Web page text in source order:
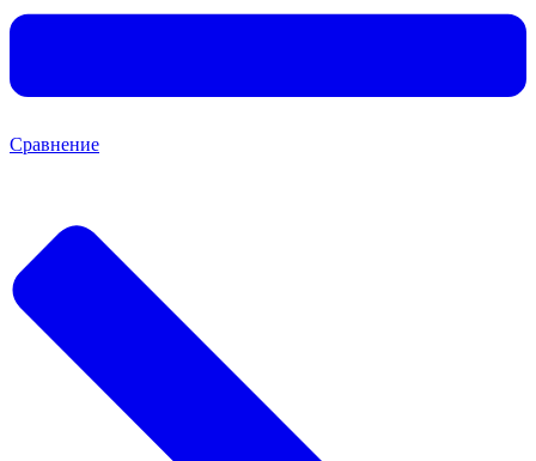
Сравнение